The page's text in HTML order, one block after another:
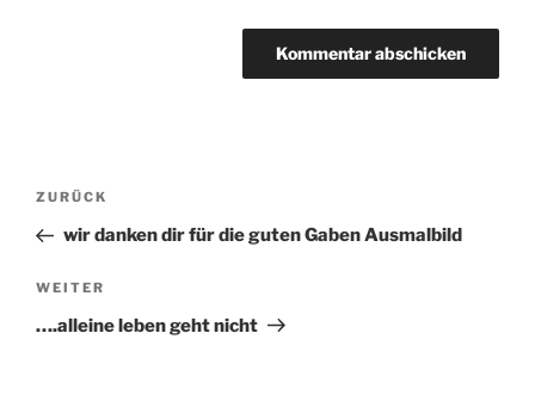
Beitragsnavigation
Vorheriger
Beitrag
ZURÜCK
wir danken dir für die guten Gaben Ausmalbild
Nächster
Beitrag
WEITER
….alleine leben geht nicht